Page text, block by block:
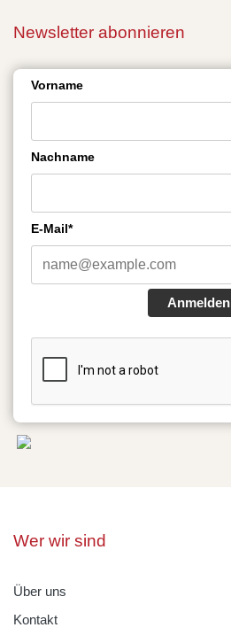
Newsletter abonnieren
Vorname
Nachname
E-Mail*
Anmelden
Wer wir sind
Über uns
Kontakt